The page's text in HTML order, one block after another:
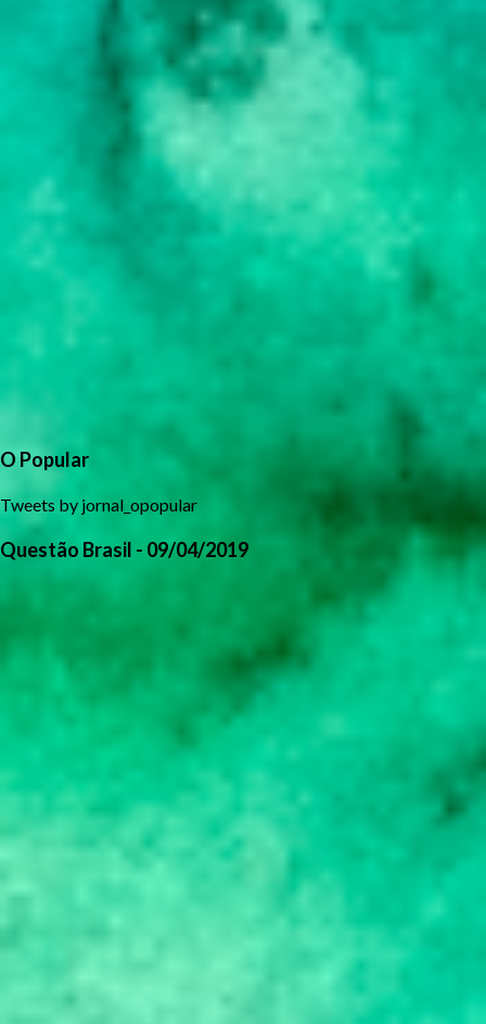
O Popular
Tweets by jornal_opopular
Questão Brasil - 09/04/2019